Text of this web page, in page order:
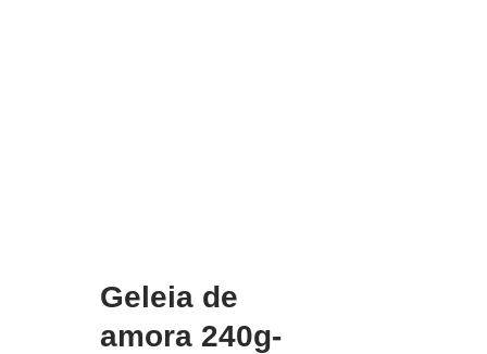
Geleia de
amora 240g-